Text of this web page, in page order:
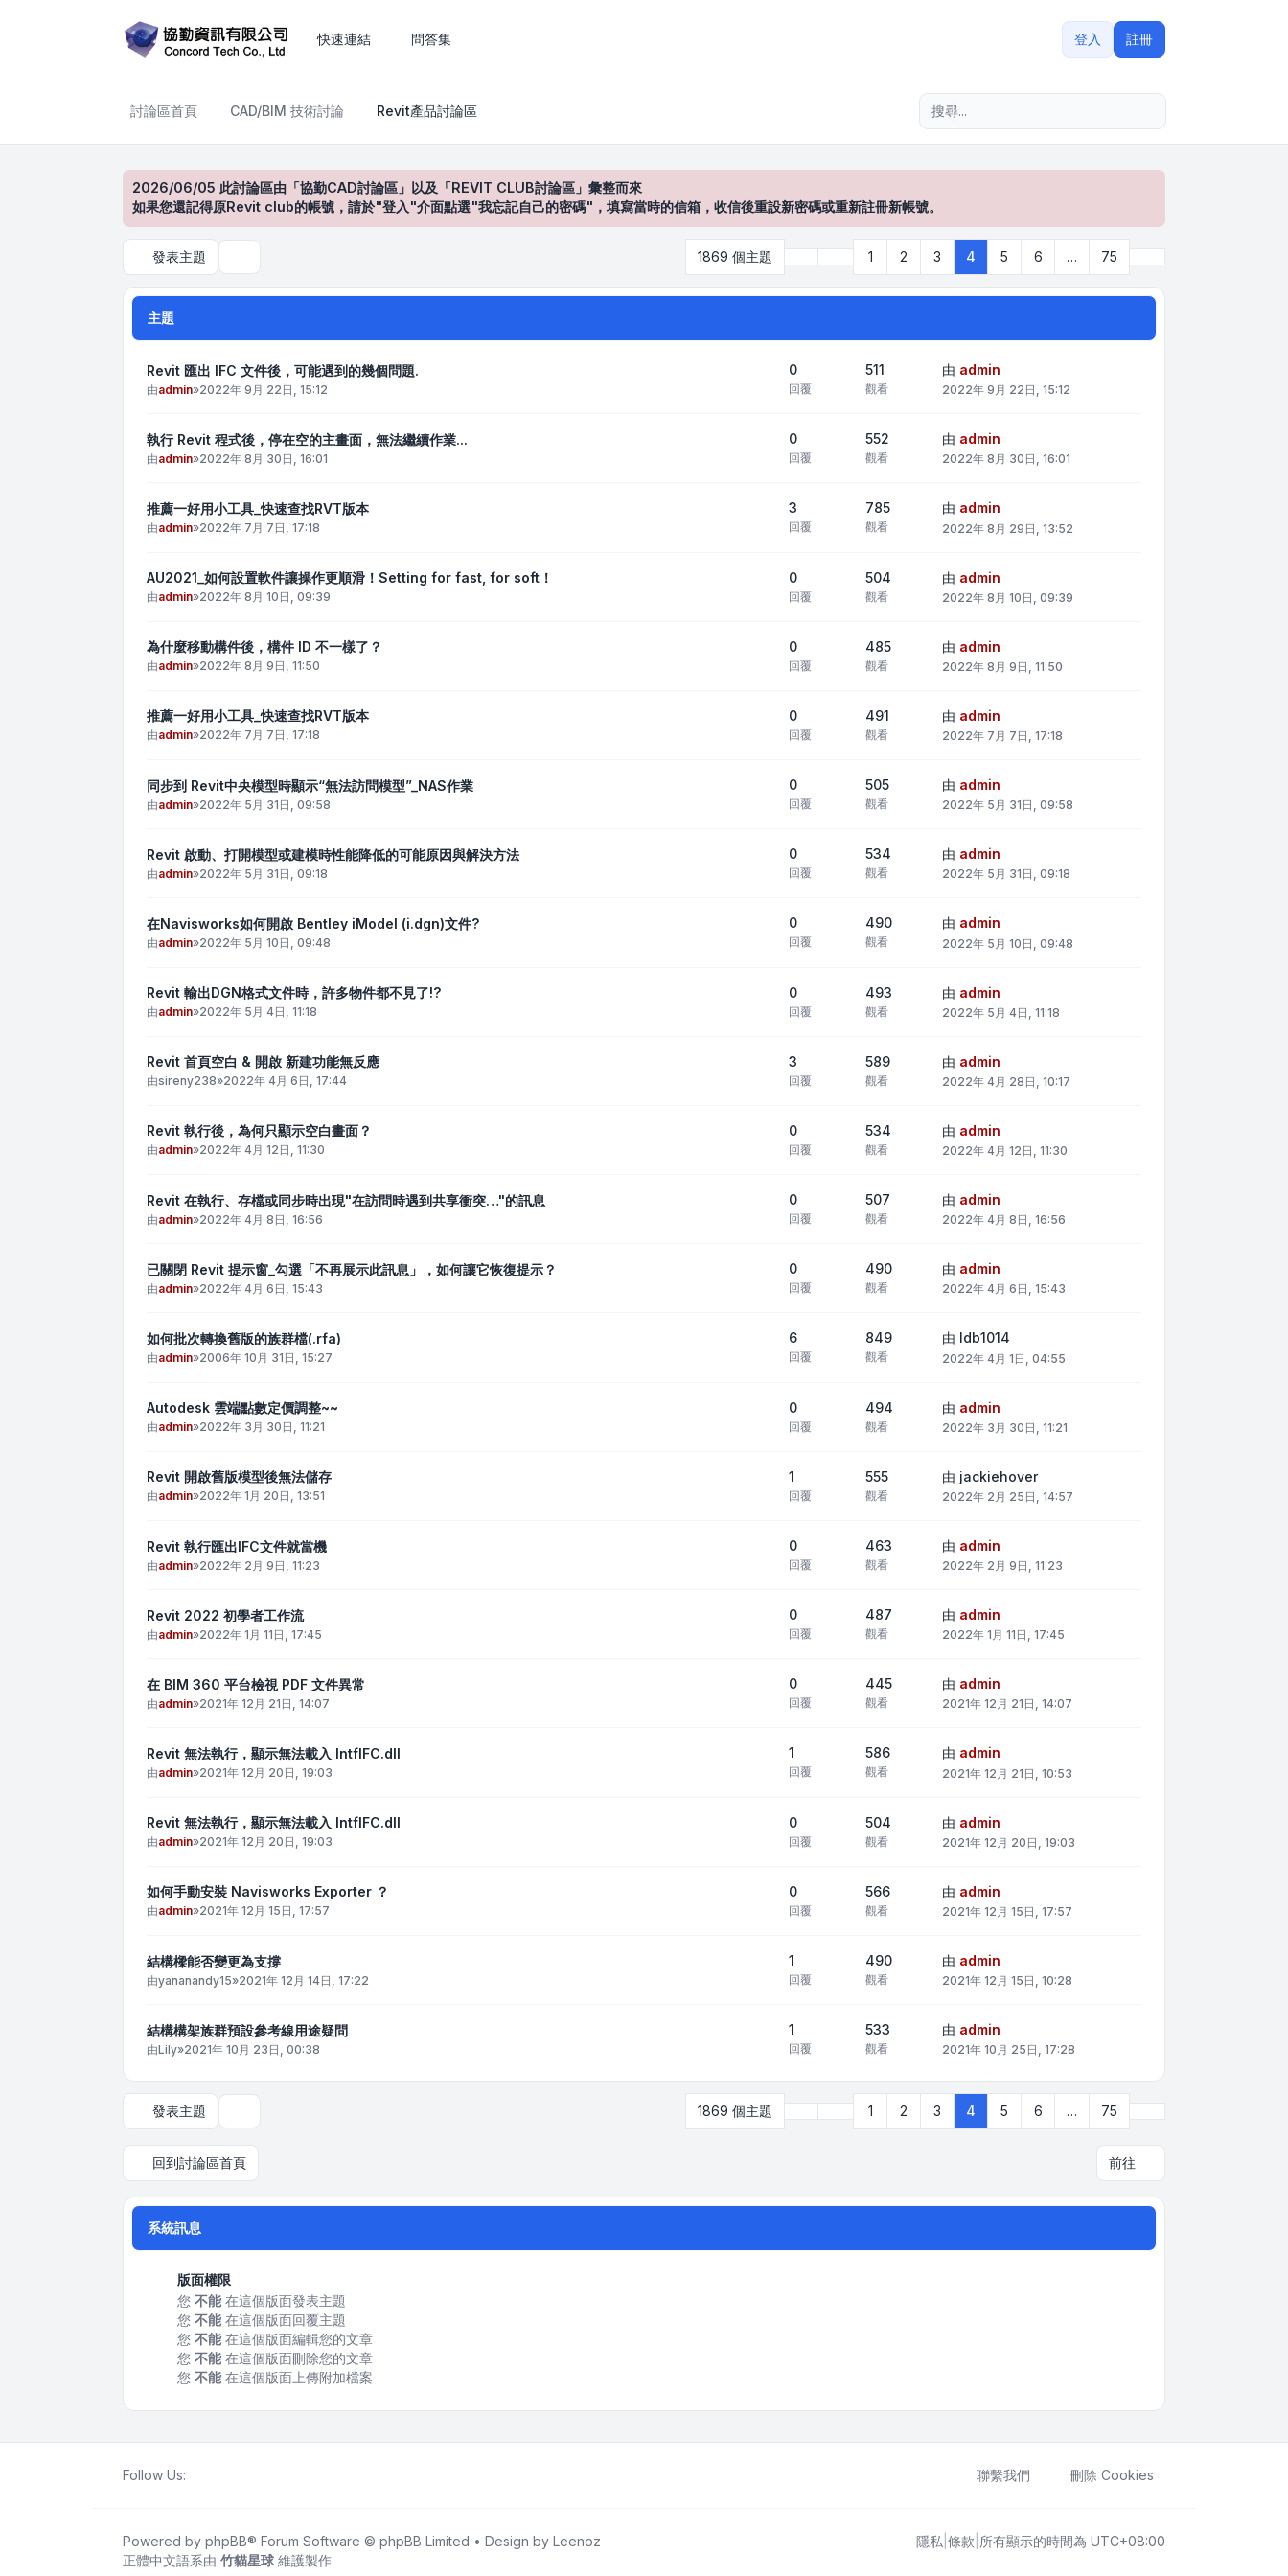
快速連結 問答集 登入 註冊
討論區首頁 CAD/BIM 技術討論 Revit產品討論區
2026/06/05 此討論區由「協勤CAD討論區」以及「REVIT CLUB討論區」彙整而來
如果您還記得原Revit club的帳號，請於"登入"介面點選"我忘記自己的密碼"，填寫當時的信箱，收信後重設新密碼或重新註冊新帳號。
發表主題 1869 個主題 第4頁 (共 75 頁)
上一頁1 2 3 4 5 6 … 75
主題
Revit 匯出 IFC 文件後，可能遇到的幾個問題.
由admin»2022年 9月 22日, 15:12
0
回覆
511
觀看
由 admin
2022年 9月 22日, 15:12
執行 Revit 程式後，停在空的主畫面，無法繼續作業...
由admin»2022年 8月 30日, 16:01
0
回覆
552
觀看
由 admin
2022年 8月 30日, 16:01
推薦一好用小工具_快速查找RVT版本
由admin»2022年 7月 7日, 17:18
3
回覆
785
觀看
由 admin
2022年 8月 29日, 13:52
AU2021_如何設置軟件讓操作更順滑！Setting for fast, for soft！
由admin»2022年 8月 10日, 09:39
0
回覆
504
觀看
由 admin
2022年 8月 10日, 09:39
為什麼移動構件後，構件 ID 不一樣了？
由admin»2022年 8月 9日, 11:50
0
回覆
485
觀看
由 admin
2022年 8月 9日, 11:50
推薦一好用小工具_快速查找RVT版本
由admin»2022年 7月 7日, 17:18
0
回覆
491
觀看
由 admin
2022年 7月 7日, 17:18
同步到 Revit中央模型時顯示“無法訪問模型”_NAS作業
由admin»2022年 5月 31日, 09:58
0
回覆
505
觀看
由 admin
2022年 5月 31日, 09:58
Revit 啟動、打開模型或建模時性能降低的可能原因與解決方法
由admin»2022年 5月 31日, 09:18
0
回覆
534
觀看
由 admin
2022年 5月 31日, 09:18
在Navisworks如何開啟 Bentley iModel (i.dgn)文件?
由admin»2022年 5月 10日, 09:48
0
回覆
490
觀看
由 admin
2022年 5月 10日, 09:48
Revit 輸出DGN格式文件時，許多物件都不見了!?
由admin»2022年 5月 4日, 11:18
0
回覆
493
觀看
由 admin
2022年 5月 4日, 11:18
Revit 首頁空白 & 開啟 新建功能無反應
由sireny238»2022年 4月 6日, 17:44
3
回覆
589
觀看
由 admin
2022年 4月 28日, 10:17
Revit 執行後，為何只顯示空白畫面？
由admin»2022年 4月 12日, 11:30
0
回覆
534
觀看
由 admin
2022年 4月 12日, 11:30
Revit 在執行、存檔或同步時出現"在訪問時遇到共享衝突…"的訊息
由admin»2022年 4月 8日, 16:56
0
回覆
507
觀看
由 admin
2022年 4月 8日, 16:56
已關閉 Revit 提示窗_勾選「不再展示此訊息」，如何讓它恢復提示？
由admin»2022年 4月 6日, 15:43
0
回覆
490
觀看
由 admin
2022年 4月 6日, 15:43
如何批次轉換舊版的族群檔(.rfa)
由admin»2006年 10月 31日, 15:27
6
回覆
849
觀看
由 ldb1014
2022年 4月 1日, 04:55
Autodesk 雲端點數定價調整~~
由admin»2022年 3月 30日, 11:21
0
回覆
494
觀看
由 admin
2022年 3月 30日, 11:21
Revit 開啟舊版模型後無法儲存
由admin»2022年 1月 20日, 13:51
1
回覆
555
觀看
由 jackiehover
2022年 2月 25日, 14:57
Revit 執行匯出IFC文件就當機
由admin»2022年 2月 9日, 11:23
0
回覆
463
觀看
由 admin
2022年 2月 9日, 11:23
Revit 2022 初學者工作流
由admin»2022年 1月 11日, 17:45
0
回覆
487
觀看
由 admin
2022年 1月 11日, 17:45
在 BIM 360 平台檢視 PDF 文件異常
由admin»2021年 12月 21日, 14:07
0
回覆
445
觀看
由 admin
2021年 12月 21日, 14:07
Revit 無法執行，顯示無法載入 IntflFC.dll
由admin»2021年 12月 20日, 19:03
1
回覆
586
觀看
由 admin
2021年 12月 21日, 10:53
Revit 無法執行，顯示無法載入 IntflFC.dll
由admin»2021年 12月 20日, 19:03
0
回覆
504
觀看
由 admin
2021年 12月 20日, 19:03
如何手動安裝 Navisworks Exporter ？
由admin»2021年 12月 15日, 17:57
0
回覆
566
觀看
由 admin
2021年 12月 15日, 17:57
結構樑能否變更為支撐
由yananandy15»2021年 12月 14日, 17:22
1
回覆
490
觀看
由 admin
2021年 12月 15日, 10:28
結構構架族群預設參考線用途疑問
由Lily»2021年 10月 23日, 00:38
1
回覆
533
觀看
由 admin
2021年 10月 25日, 17:28
發表主題 1869 個主題 第4頁 (共 75 頁)
上一頁1 2 3 4 5 6 … 75
回到討論區首頁 前往
系統訊息
版面權限
您 不能在這個版面發表主題
您 不能在這個版面回覆主題
您 不能在這個版面編輯您的文章
您 不能在這個版面刪除您的文章
您 不能在這個版面上傳附加檔案
Follow Us: 聯繫我們 刪除 Cookies
Powered by phpBB® Forum Software © phpBB Limited • Design by Leenoz
正體中文語系由 竹貓星球 維護製作
隱私 條款 所有顯示的時間為 UTC+08:00